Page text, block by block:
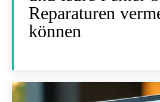
Reparaturen
können